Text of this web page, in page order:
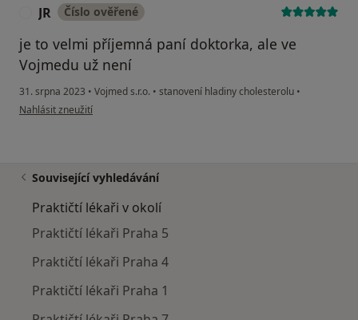
JR Číslo ověřené
je to velmi příjemná paní doktorka, ale ve
Vojmedu už není
31. srpna 2023 • Vojmed s.r.o. • stanovení hladiny cholesterolu •
podle názoru uživatele JR
Nahlásit zneužití
Související vyhledávání
Praktičtí lékaři v okolí
Praktičtí lékaři Praha 5
Praktičtí lékaři Praha 4
Praktičtí lékaři Praha 1